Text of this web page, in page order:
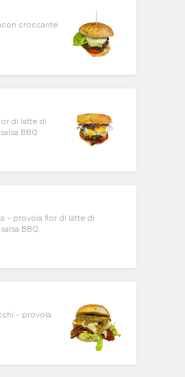
croccante
BBQ
- provola fior di latte di
BBQ.
- provola